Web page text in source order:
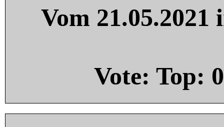
Vom
Vote: Top: 0